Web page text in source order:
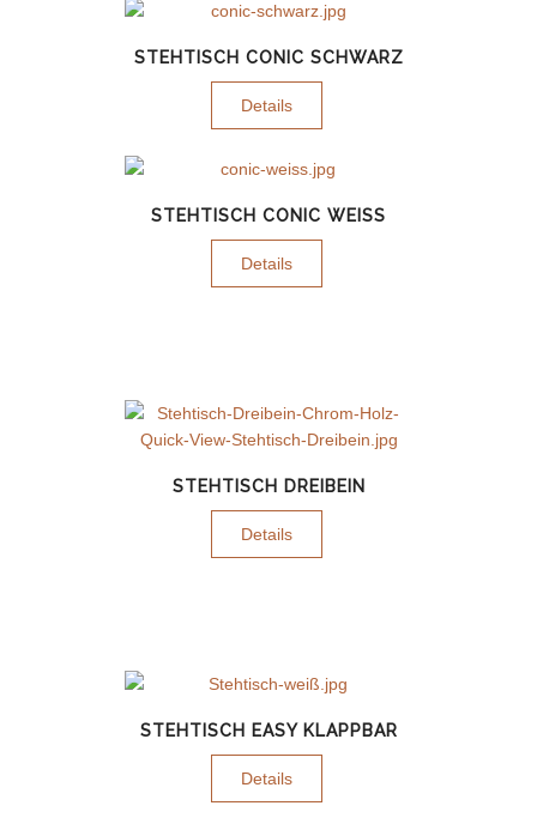
STEHTISCH CONIC SCHWARZ
Details
STEHTISCH CONIC WEISS
Details
STEHTISCH DREIBEIN
Details
STEHTISCH EASY KLAPPBAR
Details